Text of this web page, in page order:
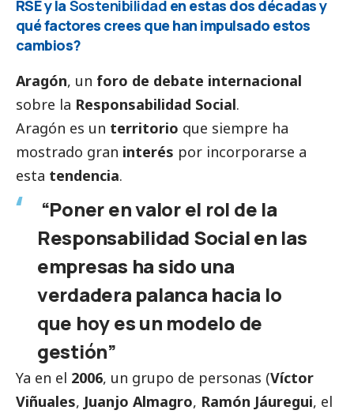
RSE y la Sostenibilidad en estas dos décadas y
qué factores crees que han impulsado estos
cambios?
Aragón, un foro de debate internacional
sobre la Responsabilidad Social.
Aragón es un territorio que siempre ha
mostrado gran interés por incorporarse a
esta tendencia.
“Poner en valor el rol de la
Responsabilidad Socialen las
empresas ha sido una
verdadera palanca hacia lo
que hoy es un modelo de
gestión”
Ya en el 2006, un grupo de personas (Víctor
Viñuales, Juanjo Almagro, Ramón Jáuregui, el